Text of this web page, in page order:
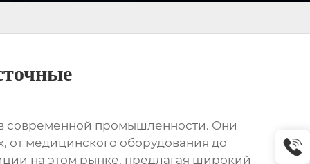
современной промышленности. Они
от медицинского оборудования до
на этом рынке, предлагая широкий